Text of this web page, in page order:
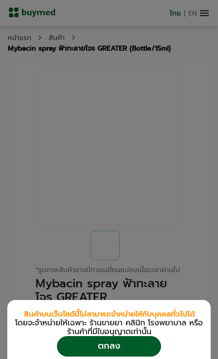
ไทย | EN
หน้าแรก
สินค้า
Mybacin spray ฟ้าทะลายโจร GREATER (Bottle/15ml)
*รูปภาพสินค้าอาจมีการเปลี่ยนแปลงเมื่อเวลาผ่านไป
Mybacin spray ฟ้าทะลาย
โจร GREATER
(Bottle/15ml)
สำหรับลูกค้าเฉพาะร้านขายยา คลินิก และโรง
พยาบาล
เข้าสู่ระบบ
สินค้าบนเว็บไซต์นี้ไม่สามารถจำหน่ายให้กับบุคคลทั่วไปได้
โดยจะจำหน่ายให้เฉพาะ ร้านขายยา คลินิก โรงพยาบาล หรือ
ร้านค้าที่มีใบอนุญาตเท่านััน
ตกลง